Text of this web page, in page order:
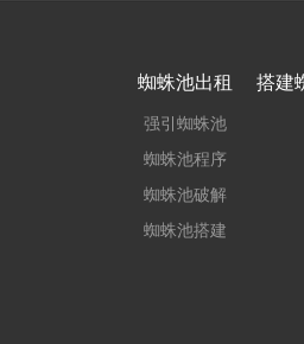
蜘蛛池出租
强引蜘蛛池
蜘蛛池程序
蜘蛛池破解
蜘蛛池搭建
搭建